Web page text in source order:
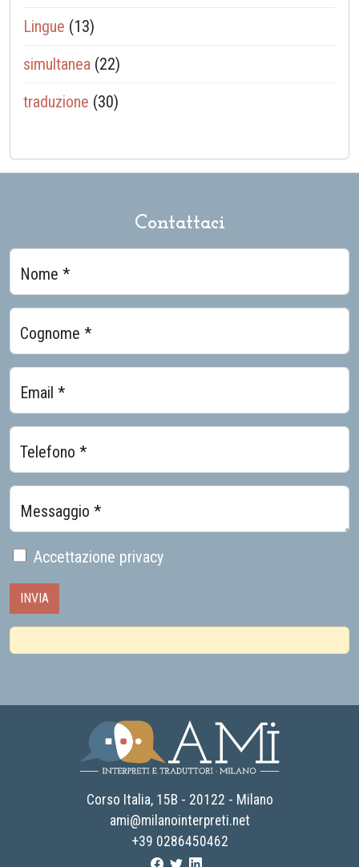
Lingue (13)
simultanea (22)
traduzione (30)
Contattaci
Nome *
Cognome *
Email *
Telefono *
Messaggio *
Accettazione privacy
Corso Italia, 15B - 20122 - Milano
ami@milanointerpreti.net
+39 0286450462